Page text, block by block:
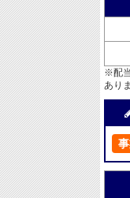
※配
あり